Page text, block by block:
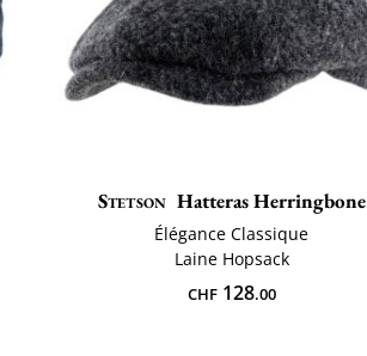
Stetson Hatteras Herringbone
Élégance Classique
Laine Hopsack
CHF128.00